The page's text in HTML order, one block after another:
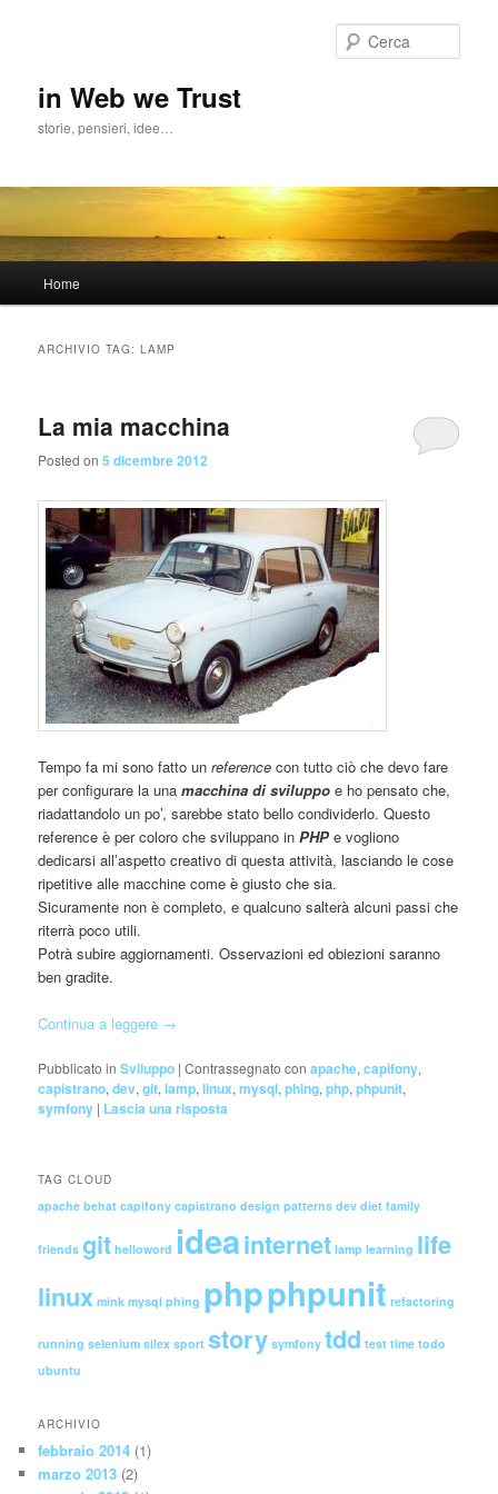
in Web we Trust
storie, pensieri, idee…
principale
Vai
principale
Vai
secondario
Home
ARCHIVIO TAG:LAMP
La mia macchina
Posted on5 dicembre 2012
Tempo fa mi sono fatto unreference con tutto ciò che devo fare
per configurare la unamacchina di sviluppo e ho pensato che,
riadattandolo un po’, sarebbe stato bello condividerlo. Questo
reference è per coloro che sviluppano inPHPe vogliono
dedicarsi all’aspetto creativo di questa attività, lasciando le cose
ripetitive alle macchine come è giusto che sia.
Sicuramente non è completo, e qualcuno salterà alcuni passi che
riterrà poco utili.
Potrà subire aggiornamenti. Osservazioni ed obiezioni saranno
ben gradite.
Continua a leggere →
Pubblicato in Sviluppo |Contrassegnato con apache,capifony,
capistrano,dev,git,lamp,linux,mysql,phing,php,phpunit,
symfony | Lascia una risposta
TAG CLOUD
apache behat capifony capistrano design patterns dev diet family
friends git helloword ideainternet lamp learning life
linux mink mysql phing phpphpunit refactoring
running selenium silex sport story symfony tdd test time todo
ubuntu
ARCHIVIO
febbraio 2014 (1)
marzo 2013 (2)